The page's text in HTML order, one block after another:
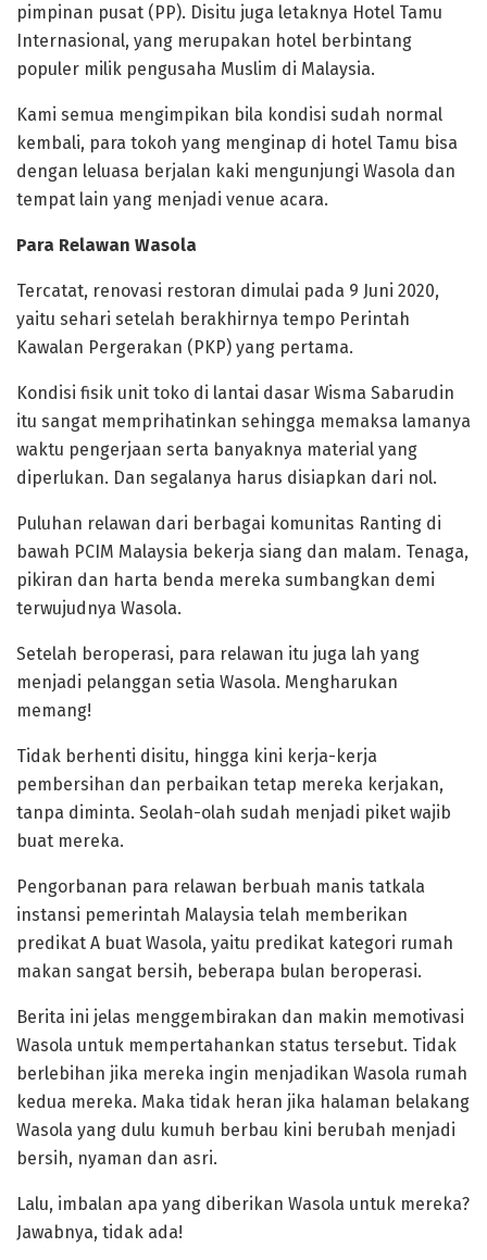
pimpinan pusat (PP). Disitu juga letaknya Hotel Tamu
Internasional, yang merupakan hotel berbintang
populer milik pengusaha Muslim di Malaysia.
Kami semua mengimpikan bila kondisi sudah normal
kembali, para tokoh yang menginap di hotel Tamu bisa
dengan leluasa berjalan kaki mengunjungi Wasola dan
tempat lain yang menjadi venue acara.
Para Relawan Wasola
Tercatat, renovasi restoran dimulai pada 9 Juni 2020,
yaitu sehari setelah berakhirnya tempo Perintah
Kawalan Pergerakan (PKP) yang pertama.
Kondisi fisik unit toko di lantai dasar Wisma Sabarudin
itu sangat memprihatinkan sehingga memaksa lamanya
waktu pengerjaan serta banyaknya material yang
diperlukan. Dan segalanya harus disiapkan dari nol.
Puluhan relawan dari berbagai komunitas Ranting di
bawah PCIM Malaysia bekerja siang dan malam. Tenaga,
pikiran dan harta benda mereka sumbangkan demi
terwujudnya Wasola.
Setelah beroperasi, para relawan itu juga lah yang
menjadi pelanggan setia Wasola. Mengharukan
memang!
Tidak berhenti disitu, hingga kini kerja-kerja
pembersihan dan perbaikan tetap mereka kerjakan,
tanpa diminta. Seolah-olah sudah menjadi piket wajib
buat mereka.
Pengorbanan para relawan berbuah manis tatkala
instansi pemerintah Malaysia telah memberikan
predikat A buat Wasola, yaitu predikat kategori rumah
makan sangat bersih, beberapa bulan beroperasi.
Berita ini jelas menggembirakan dan makin memotivasi
Wasola untuk mempertahankan status tersebut. Tidak
berlebihan jika mereka ingin menjadikan Wasola rumah
kedua mereka. Maka tidak heran jika halaman belakang
Wasola yang dulu kumuh berbau kini berubah menjadi
bersih, nyaman dan asri.
Lalu, imbalan apa yang diberikan Wasola untuk mereka?
Jawabnya, tidak ada!